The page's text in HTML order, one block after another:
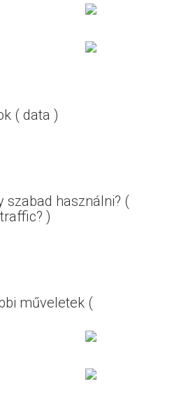
( data )
szabad használni? (
)
műveletek (